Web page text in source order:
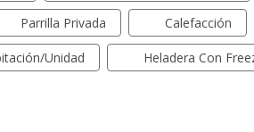
Parrilla Privada Calefacción
unidad Heladera Con